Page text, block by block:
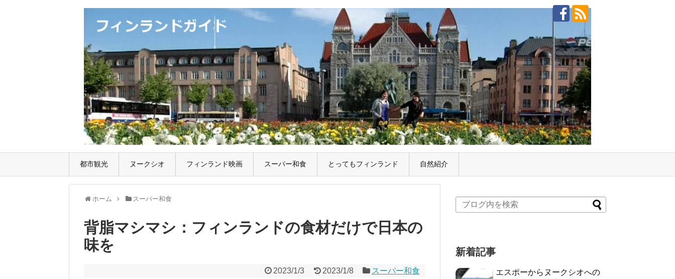
都市観光 ヌークシオ フィンランド映画 スーパー和食 とってもフィンランド 自然紹介
ホーム スーパー和食
背脂マシマシ：フィンランドの食材だけで日本の
味を
2023/1/3 2023/1/8 スーパー和食
新着記事
エスポーからヌークシオへの